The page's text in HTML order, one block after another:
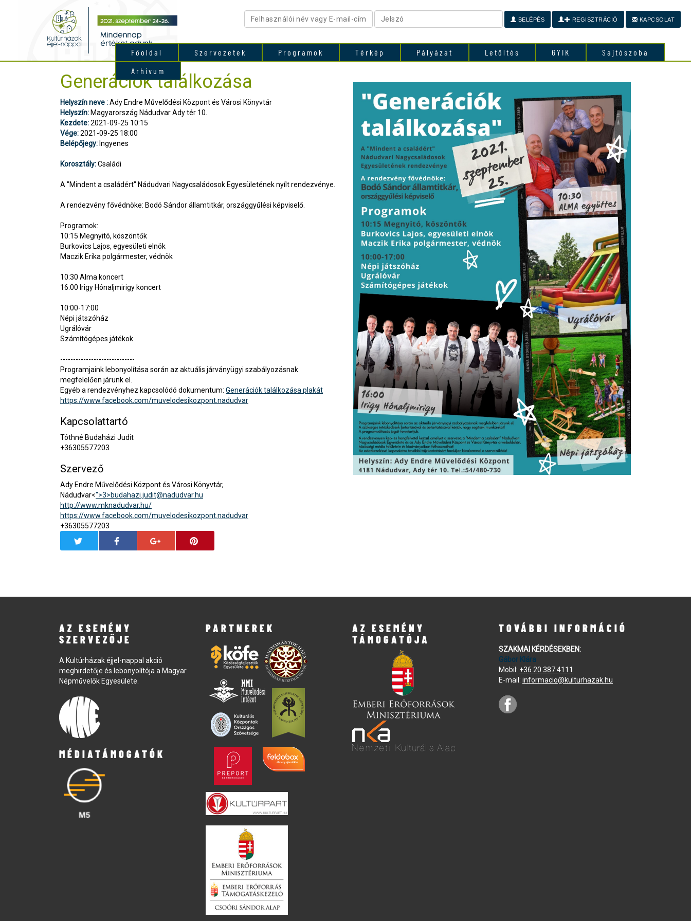
Főoldal Szervezetek Programok Térkép Pályázat Letöltés GYIK
Sajtószoba
Arhívum
BELÉPÉS REGISZTRÁCIÓ KAPCSOLAT
Generációk találkozása
Helyszín neve :Ady Endre Művelődési Központ és Városi Könyvtár
Helyszín: Magyarország Nádudvar Ady tér 10.
Kezdete:2021-09-25 10:15
Vége:2021-09-25 18:00
Belépőjegy: Ingyenes
Korosztály:Családi
A "Mindent a családért" Nádudvari Nagycsaládosok Egyesületének nyílt rendezvénye.
A rendezvény fővédnöke: Bodó Sándor államtitkár, országgyűlési képviselő.
Programok:
10:15 Megnyitó, köszöntők
Burkovics Lajos, egyesületi elnök
Maczik Erika polgármester, védnök
10:30 Alma koncert
16:00 Irigy Hónaljmirigy koncert
10:00-17:00
Népi játszóház
Ugrálóvár
Számítógépes játékok
-----------------------------
Programjaink lebonyolítása során az aktuális járványügyi szabályozásnak
megfelelően járunk el.
Egyéb a rendezvényhez kapcsolódó dokumentum: Generációk találkozása plakát
https://www.facebook.com/muvelodesikozpont.nadudvar
Kapcsolattartó
Tóthné Budaházi Judit
+36305577203
Szervező
Ady Endre Művelődési Központ és Városi Könyvtár,
Nádudvar<">3>budahazi.judit@nadudvar.hu
http://www.mknadudvar.hu/
https://www.facebook.com/muvelodesikozpont.nadudvar
+36305577203
AZ ESEMÉNY
SZERVEZŐJE
A Kultúrházak éjjel-nappal akció
meghirdetője és lebonyolítója a Magyar
Népművelők Egyesülete.
MÉDIATÁMOGATÓK
PARTNEREK
AZ ESEMÉNY
TÁMOGATÓJA
TOVÁBBI INFORMÁCIÓ
SZAKMAI KÉRDÉSEKBEN:
Gábor Klára
Mobil: +36 20 387 4111
E-mail: informacio@kulturhazak.hu